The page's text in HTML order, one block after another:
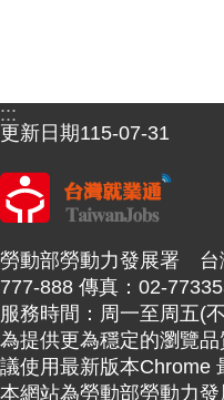
:::
更新日期115-07-31
勞動部勞動力發展署 台
777-888 傳真：02-
服務時間：周一至周五(
為提供更為穩定的瀏覽
議使用最新版本Chrome
本網站為勞動部勞動力